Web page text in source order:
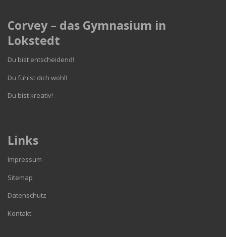
Corvey – das Gymnasium in
Lokstedt
Du bist entscheidend!
Du fühlst dich wohl!
Du bist kreativ!
Links
Impressum
Sitemap
Datenschutz
Kontakt